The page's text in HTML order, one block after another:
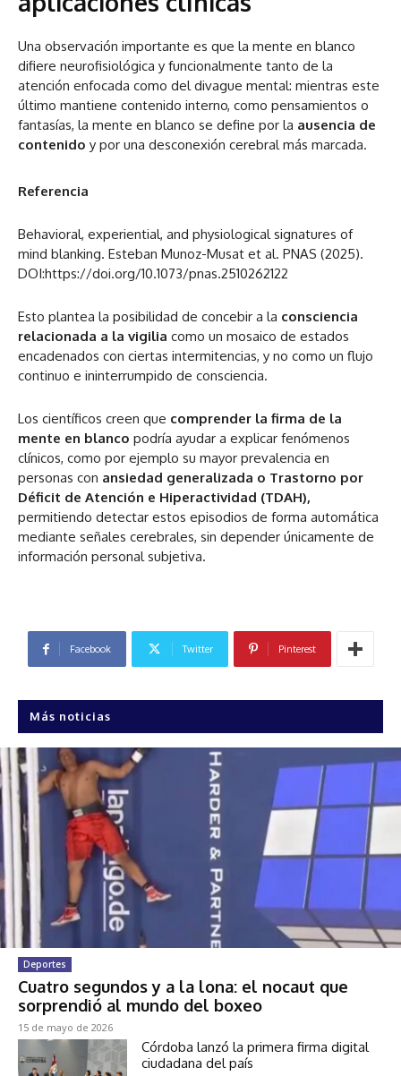
Una observación importante es que la mente en blanco
difiere neurofisiológica y funcionalmente tanto de la
atención enfocada como del divague mental: mientras este
último mantiene contenido interno, como pensamientos o
fantasías, la mente en blanco se define por la ausencia de
contenido y por una desconexión cerebral más marcada.
Referencia
Behavioral, experiential, and physiological signatures of
mind blanking. Esteban Munoz-Musat et al. PNAS (2025).
DOI:https://doi.org/10.1073/pnas.2510262122
Esto plantea la posibilidad de concebir a la consciencia
relacionada a la vigilia como un mosaico de estados
encadenados con ciertas intermitencias, y no como un flujo
continuo e ininterrumpido de consciencia.
Los científicos creen que comprender la firma de la
mente en blanco podría ayudar a explicar fenómenos
clínicos, como por ejemplo su mayor prevalencia en
personas con ansiedad generalizada o Trastorno por
Déficit de Atención e Hiperactividad (TDAH),
permitiendo detectar estos episodios de forma automática
mediante señales cerebrales, sin depender únicamente de
información personal subjetiva.
Facebook Twitter Pinterest
Más noticias
Deportes
Cuatro segundos y a la lona: el nocaut que
sorprendió al mundo del boxeo
15 de mayo de 2026
Córdoba lanzó la primera firma digital
ciudadana del país